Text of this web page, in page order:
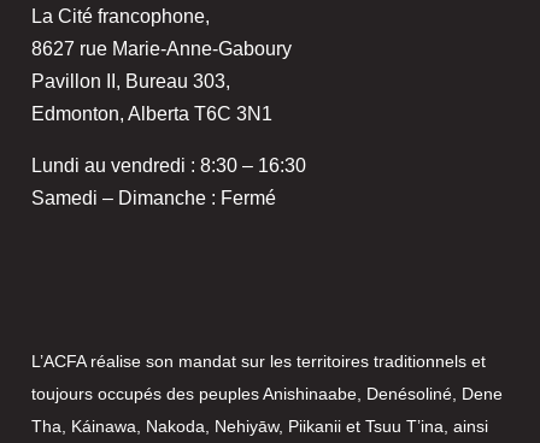
La Cité francophone,
8627 rue Marie-Anne-Gaboury
Pavillon II, Bureau 303,
Edmonton, Alberta T6C 3N1
Lundi au vendredi : 8:30 – 16:30
Samedi – Dimanche : Fermé
L’ACFA réalise son mandat sur les territoires traditionnels et
toujours occupés des peuples Anishinaabe, Denésoliné, Dene
Tha, Káinawa, Nakoda, Nehiyāw, Piikanii et Tsuu T’ina, ainsi